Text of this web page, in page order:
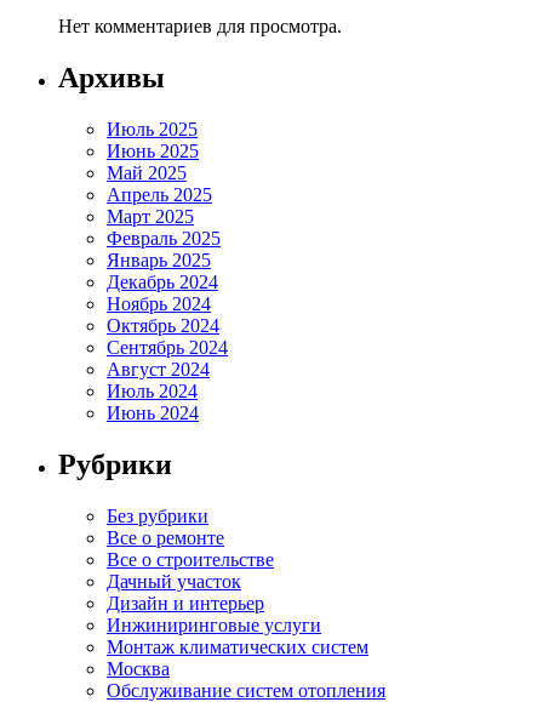
Нет комментариев для просмотра.
Архивы
Июль 2025
Июнь 2025
Май 2025
Апрель 2025
Март 2025
Февраль 2025
Январь 2025
Декабрь 2024
Ноябрь 2024
Октябрь 2024
Сентябрь 2024
Август 2024
Июль 2024
Июнь 2024
Рубрики
Без рубрики
Все о ремонте
Все о строительстве
Дачный участок
Дизайн и интерьер
Инжиниринговые услуги
Монтаж климатических систем
Москва
Обслуживание систем отопления